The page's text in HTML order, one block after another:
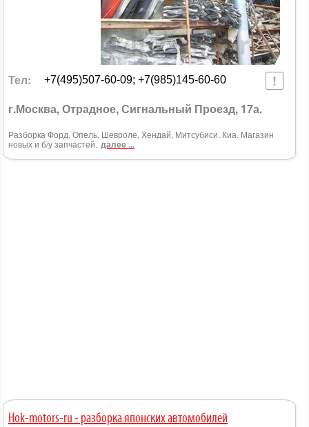
Тел: +7(495)507-60-09; +7(985)145-60-60
г.Москва, Отрадное, Сигнальный Проезд, 17а.
Разборка Форд, Опель, Шевроле, Хендай, Митсубиси, Киа. Магазин
новых и б/у запчастей. далее ...
Hok-motors-ru - разборка японских автомобилей